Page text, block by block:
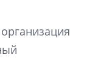
функциональность
экономика